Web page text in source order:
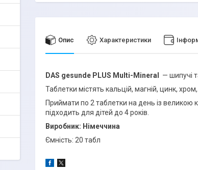
Опис Характеристики
DAS gesunde PLUS Multi-Mineral
— шипучі
Таблетки містять кальцій, магній, цинк,
Приймати по 2 таблетки на день із
підходить для дітей до 4 років.
Виробник: Німеччина
Ємність: 20 табл